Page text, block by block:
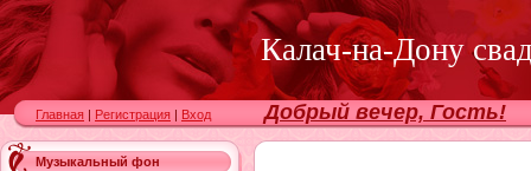
Калач-на-Дону
Главная | Регистрация | Вход Добрый вечер, Гость!
Музыкальный фон